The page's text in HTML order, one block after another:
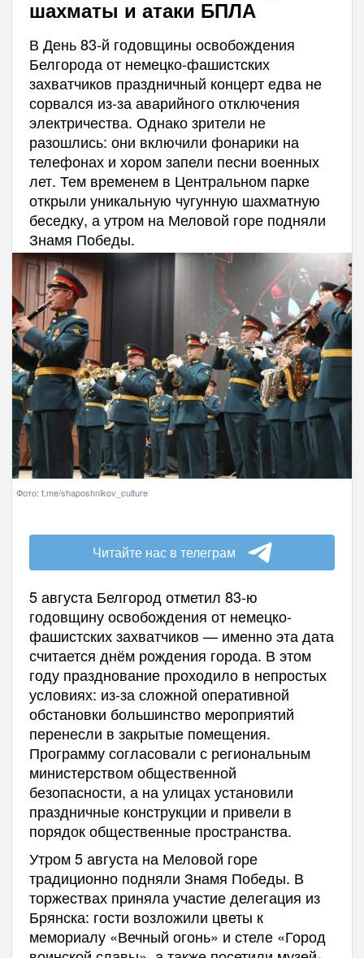
шахматы и атаки БПЛА
В День 83-й годовщины освобождения
Белгорода от немецко-фашистских
захватчиков праздничный концерт едва не
сорвался из-за аварийного отключения
электричества. Однако зрители не
разошлись: они включили фонарики на
телефонах и хором запели песни военных
лет. Тем временем в Центральном парке
открыли уникальную чугунную шахматную
беседку, а утром на Меловой горе подняли
Знамя Победы.
Фото: t.me/shaposhnikov_culture
Читайте нас в телеграм
5 августа Белгород отметил 83-ю
годовщину освобождения от немецко-
фашистских захватчиков — именно эта дата
считается днём рождения города. В этом
году празднование проходило в непростых
условиях: из-за сложной оперативной
обстановки большинство мероприятий
перенесли в закрытые помещения.
Программу согласовали с региональным
министерством общественной
безопасности, а на улицах установили
праздничные конструкции и привели в
порядок общественные пространства.
Утром 5 августа на Меловой горе
традиционно подняли Знамя Победы. В
торжествах приняла участие делегация из
Брянска: гости возложили цветы к
мемориалу «Вечный огонь» и стеле «Город